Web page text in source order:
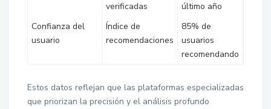
verificadas
último año
Confianza del
usuario
Índice de
recomendaciones
85% de
usuarios
recomendando
Estos datos reflejan que las plataformas especializadas
que priorizan la precisión y el análisis profundo